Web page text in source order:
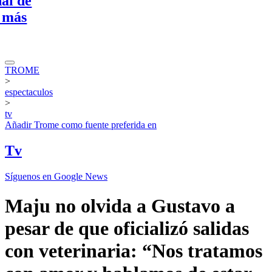
TROME
>
espectaculos
>
tv
AñadirTrome como fuente preferida en
Tv
Síguenos en Google News
Maju no olvida a Gustavo a
pesar de que oficializó salidas
con veterinaria: “Nos tratamos